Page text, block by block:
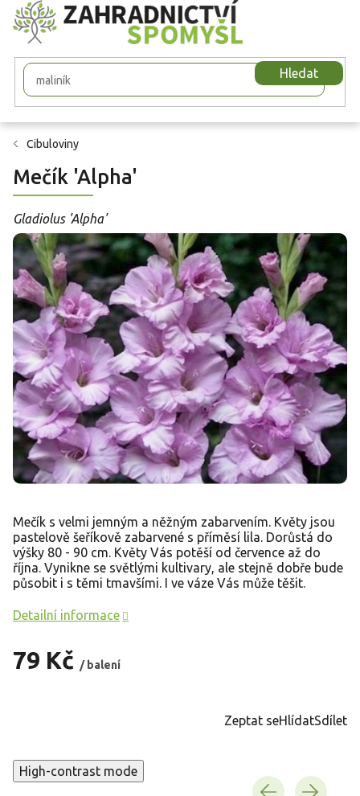
Přejít
na
obsah
Hledat
Cibuloviny
Mečík 'Alpha'
Gladiolus 'Alpha'
79 Kč / balení
Mečík s velmi jemným a něžným zabarvením. Květy jsou
pastelově šeříkově zabarvené s příměsí lila. Dorůstá do
výšky 80 - 90 cm. Květy Vás potěší od července až do
října. Vynikne se světlými kultivary, ale stejně dobře bude
působit i s těmi tmavšími. I ve váze Vás může těšit.
Detailní informace
Zeptat seHlídatSdílet
High-contrast mode